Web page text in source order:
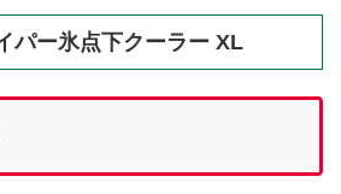
パー氷点下クーラー XL